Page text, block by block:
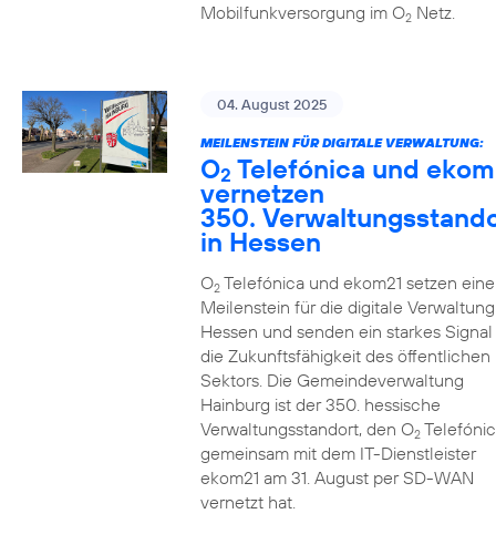
Mobilfunkversorgung im O2Netz.
04. August 2025
MEILENSTEIN FÜR DIGITALE VERWALTUNG:
O2 Telefónica und
vernetzen
350.
in Hessen
O2Telefónica und ekom21 setzen
Meilenstein für die digitale
Hessen und senden ein starkes
die Zukunftsfähigkeit des öffentlichen
Sektors. Die Gemeindeverwaltung
Hainburg ist der 350. hessische
Verwaltungsstandort, den O2
gemeinsam mit dem IT-Dienstleister
ekom21 am 31. August per SD-WAN
vernetzt hat.